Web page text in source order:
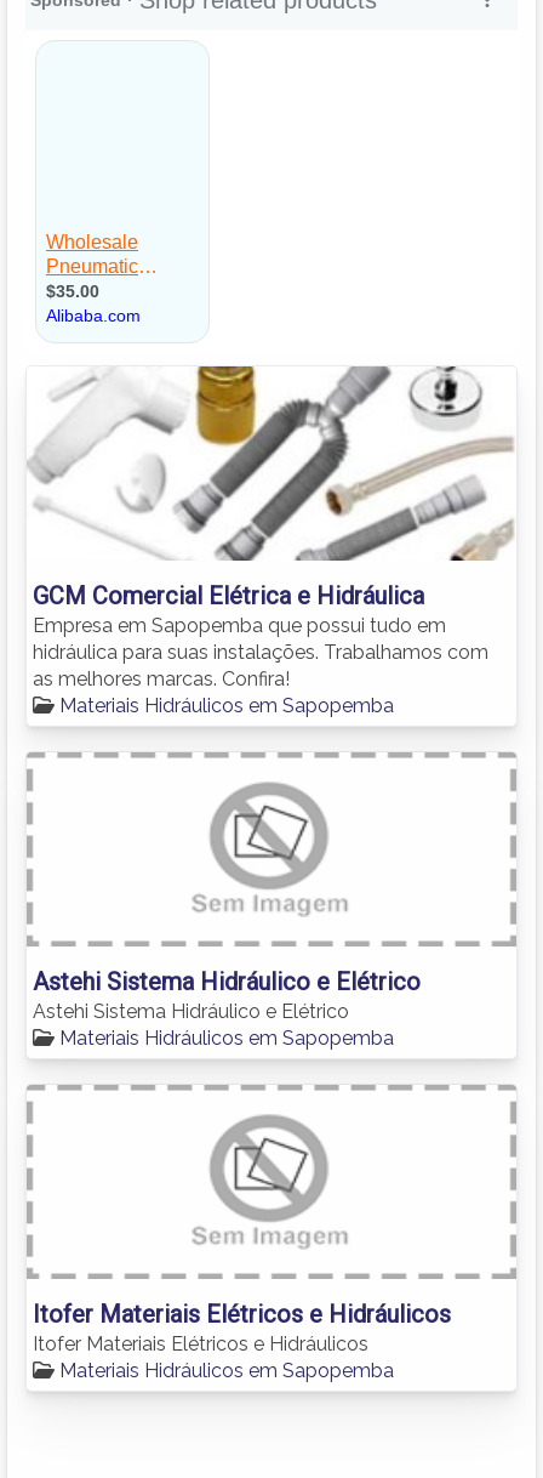
GCM Comercial Elétrica e Hidráulica
Empresa em Sapopemba que possui tudo em
hidráulica para suas instalações. Trabalhamos com
as melhores marcas. Confira!
Materiais Hidráulicos em Sapopemba
Astehi Sistema Hidráulico e Elétrico
Astehi Sistema Hidráulico e Elétrico
Materiais Hidráulicos em Sapopemba
Itofer Materiais Elétricos e Hidráulicos
Itofer Materiais Elétricos e Hidráulicos
Materiais Hidráulicos em Sapopemba